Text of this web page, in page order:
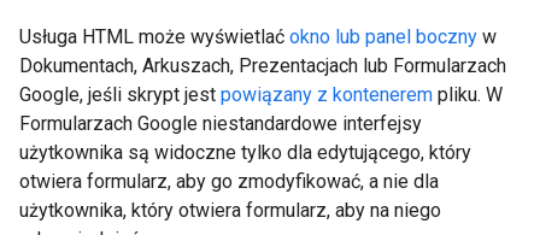
Usługa HTML może wyświetlać okno lub panel boczny w
Dokumentach, Arkuszach, Prezentacjach lub Formularzach
Google, jeśli skrypt jest powiązany z kontenerem pliku. W
Formularzach Google niestandardowe interfejsy
użytkownika są widoczne tylko dla edytującego, który
otwiera formularz, aby go zmodyfikować, a nie dla
użytkownika, który otwiera formularz, aby na niego